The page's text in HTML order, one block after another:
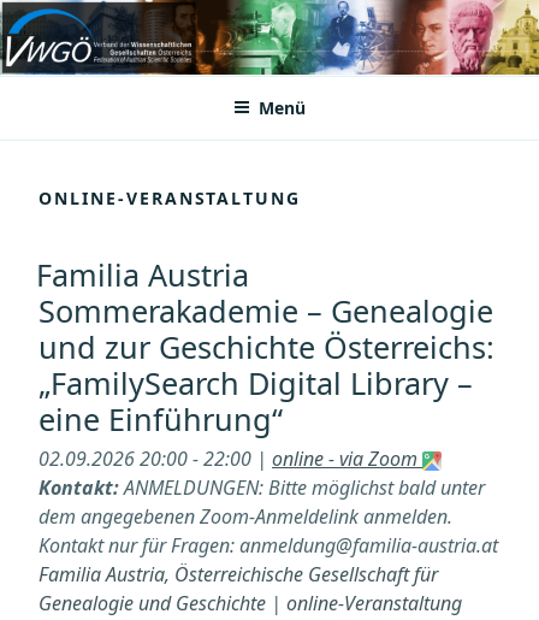
Zum
Inhalt
springenVWGÖ
Federation of Austrian Scientific Societies
Menü
ONLINE-VERANSTALTUNG
Familia Austria
Sommerakademie – Genealogie
und zur Geschichte Österreichs:
„FamilySearch Digital Library –
eine Einführung“
02.09.2026 20:00 - 22:00 | online - via Zoom
Kontakt:ANMELDUNGEN: Bitte möglichst bald unter
dem angegebenen Zoom-Anmeldelink anmelden.
Kontakt nur für Fragen: anmeldung@familia-austria.at
Familia Austria, Österreichische Gesellschaft für
Genealogie und Geschichte | online-Veranstaltung